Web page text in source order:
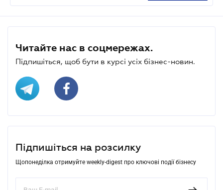
Читайте нас в соцмережах.
Підпишіться, щоб бути в курсі усіх бізнес-новин.
Підпишіться на розсилку
Щопонеділка отримуйте weekly-digest про ключові події бізнесу